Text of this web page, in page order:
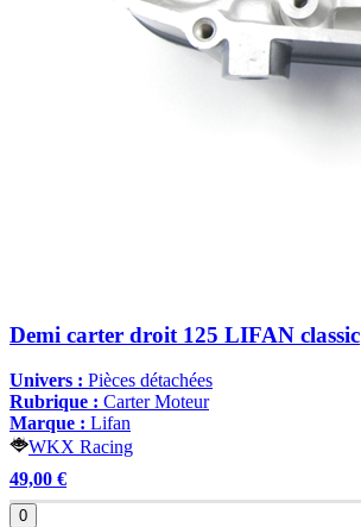
Demi carter droit 125 LIFAN classic
Univers : Pièces détachées
Rubrique : Carter Moteur
Marque : Lifan
WKX Racing
49,00 €
0